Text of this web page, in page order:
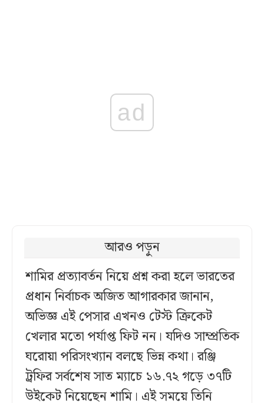
ad
আরও পড়ুন
শামির প্রত্যাবর্তন নিয়ে প্রশ্ন করা হলে ভারতের
প্রধান নির্বাচক অজিত আগারকার জানান,
অভিজ্ঞ এই পেসার এখনও টেস্ট ক্রিকেট
খেলার মতো পর্যাপ্ত ফিট নন। যদিও সাম্প্রতিক
ঘরোয়া পরিসংখ্যান বলছে ভিন্ন কথা। রঞ্জি
ট্রফির সর্বশেষ সাত ম্যাচে ১৬.৭২ গড়ে ৩৭টি
উইকেট নিয়েছেন শামি। এই সময়ে তিনি